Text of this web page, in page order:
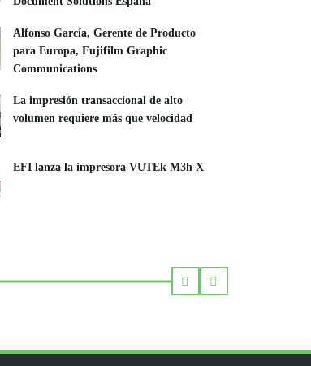
Alfonso García, Gerente de Producto
para Europa, Fujifilm Graphic
Communications
La impresión transaccional de alto
volumen requiere más que velocidad
EFI lanza la impresora VUTEk M3h X